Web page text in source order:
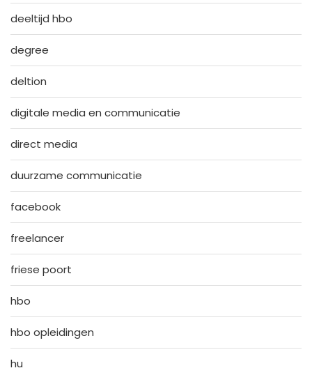
deeltijd hbo
degree
deltion
digitale media en communicatie
direct media
duurzame communicatie
facebook
freelancer
friese poort
hbo
hbo opleidingen
hu